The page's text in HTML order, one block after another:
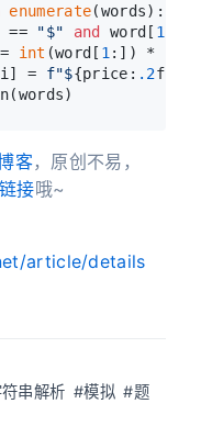
enumerate(words):
== "$" and word[ 1
int (word[ 1 :]) * (
=
f"${price: .2f}
客，原创不易，
接哦~
article/details
串解析 #模拟 #题